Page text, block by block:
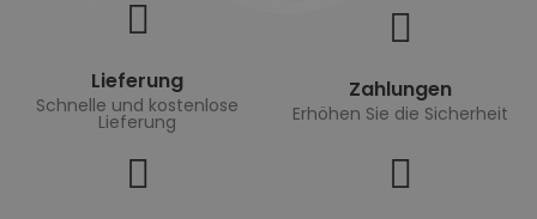
Lieferung
Schnelle und kostenlose
Lieferung
Zahlungen
Erhöhen Sie die Sicherheit